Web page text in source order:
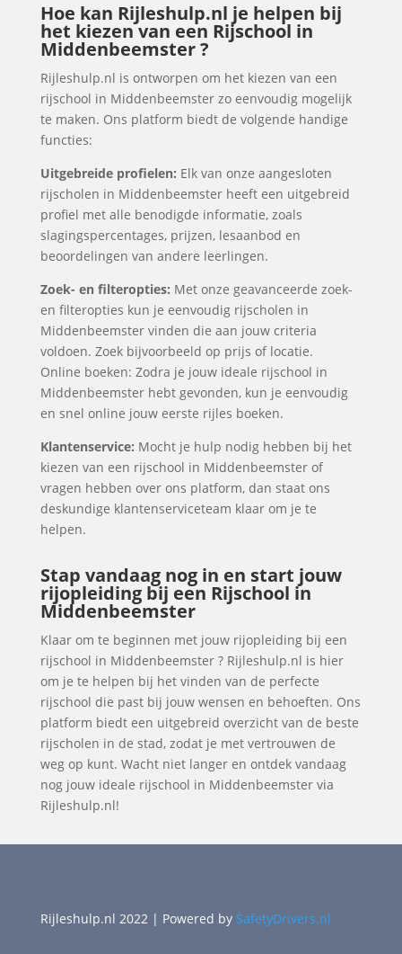
Hoe kan Rijleshulp.nl je helpen bij
het kiezen van een Rijschool in
Middenbeemster ?
Rijleshulp.nl is ontworpen om het kiezen van een
rijschool in Middenbeemster zo eenvoudig mogelijk
te maken. Ons platform biedt de volgende handige
functies:
Uitgebreide profielen: Elk van onze aangesloten
rijscholen in Middenbeemster heeft een uitgebreid
profiel met alle benodigde informatie, zoals
slagingspercentages, prijzen, lesaanbod en
beoordelingen van andere leerlingen.
Zoek- en filteropties: Met onze geavanceerde zoek-
en filteropties kun je eenvoudig rijscholen in
Middenbeemster vinden die aan jouw criteria
voldoen. Zoek bijvoorbeeld op prijs of locatie.
Online boeken: Zodra je jouw ideale rijschool in
Middenbeemster hebt gevonden, kun je eenvoudig
en snel online jouw eerste rijles boeken.
Klantenservice: Mocht je hulp nodig hebben bij het
kiezen van een rijschool in Middenbeemster of
vragen hebben over ons platform, dan staat ons
deskundige klantenserviceteam klaar om je te
helpen.
Stap vandaag nog in en start jouw
rijopleiding bij een Rijschool in
Middenbeemster
Klaar om te beginnen met jouw rijopleiding bij een
rijschool in Middenbeemster ? Rijleshulp.nl is hier
om je te helpen bij het vinden van de perfecte
rijschool die past bij jouw wensen en behoeften. Ons
platform biedt een uitgebreid overzicht van de beste
rijscholen in de stad, zodat je met vertrouwen de
weg op kunt. Wacht niet langer en ontdek vandaag
nog jouw ideale rijschool in Middenbeemster via
Rijleshulp.nl!
Rijleshulp.nl 2022 | Powered by SafetyDrivers.nl